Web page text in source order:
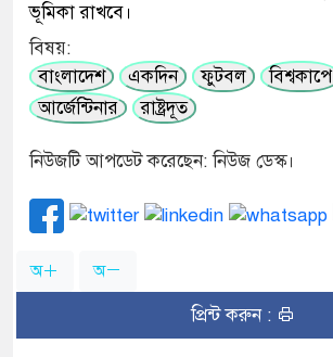
ভূমিকা রাখবে।
বিষয়:
বাংলাদেশ
একদিন ফুটবল বিশ্বকাপে
আর্জেন্টিনার
রাষ্ট্রদূত
নিউজটি আপডেট করেছেন: নিউজ ডেস্ক।
অ অ
প্রিন্ট করুন :